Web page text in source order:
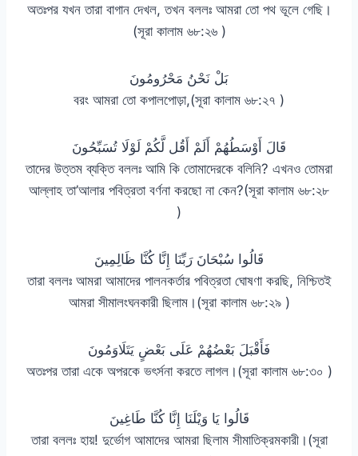
অতঃপর যখন তারা বাগান দেখল, তখন বললঃ আমরা তো পথ ভূলে গেছি।
(সূরা কালাম ৬৮:২৬ )
بَلْ نَحْنُ مَحْرُومُونَ
বরং আমরা তো কপালপোড়া,(সূরা কালাম ৬৮:২৭ )
قَالَ أَوْسَطُهُمْ أَلَمْ أَقُل لَّكُمْ لَوْلَا تُسَبِّحُونَ
তাদের উত্তম ব্যক্তি বললঃ আমি কি তোমাদেরকে বলিনি? এখনও তোমরা
আল্লাহ তা’আলার পবিত্রতা বর্ণনা করছো না কেন?(সূরা কালাম ৬৮:২৮
)
قَالُوا سُبْحَانَ رَبِّنَا إِنَّا كُنَّا ظَالِمِينَ
তারা বললঃ আমরা আমাদের পালনকর্তার পবিত্রতা ঘোষণা করছি, নিশ্চিতই
আমরা সীমালংঘনকারী ছিলাম।(সূরা কালাম ৬৮:২৯ )
فَأَقْبَلَ بَعْضُهُمْ عَلَى بَعْضٍ يَتَلَاوَمُونَ
অতঃপর তারা একে অপরকে ভৎর্সনা করতে লাগল।(সূরা কালাম ৬৮:৩০ )
قَالُوا يَا وَيْلَنَا إِنَّا كُنَّا طَاغِينَ
তারা বললঃ হায়! দুর্ভোগ আমাদের আমরা ছিলাম সীমাতিক্রমকারী।(সূরা